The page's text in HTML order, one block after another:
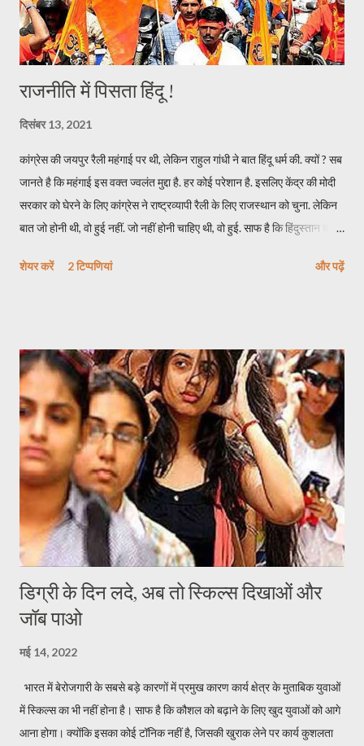
राजनीति में पिसता हिंदू !
दिसंबर 13, 2021
कांग्रेस की जयपुर रैली महंगाई पर थी, लेकिन राहुल गांधी ने बात हिंदू धर्म की. क्यों ? सब
जानते है कि महंगाई इस वक्त ज्वलंत मुद्दा है. हर कोई परेशान है. इसलिए केंद्र की मोदी
सरकार को घेरने के लिए कांग्रेस ने राष्ट्रव्यापी रैली के लिए राजस्थान को चुना. लेकिन
बात जो होनी थी, वो हुई नहीं. जो नहीं होनी चाहिए थी, वो हुई. साफ है कि हिंदुस्तान की
मुखर होकर हिंदू धर्म की बात करती है. अपने एजेंडे में हमेशा हिंदुत्व को रखती है. वहीं 12
एक नई बहस को जन्म दे दिया है. बहस है- हिंदू बनाम हिंदुत्ववादी. इस रैली का मकसद,
महंगाई से त्रस्त जनता को राहत दिलाने के लिए सरकार पर दबाव बनाना था. महंगाई
हटाने को लेकर अलख जगाने का था. लेकिन राहुल गांधी के भाषण का केंद्र बिंदु हिंदू ही
रह...
शेयर करें 2 टिप्पणियां और पढ़ें
डिग्री के दिन लदे, अब तो स्किल्स दिखाओं और
जॉब पाओ
मई 14, 2022
भारत में बेरोजगारी के सबसे बड़े कारणों में प्रमुख कारण कार्य क्षेत्र के मुताबिक युवाओं
में स्किल्स का भी नहीं होना है। साफ है कि कौशल को बढ़ाने के लिए खुद युवाओं को आगे
आना होगा। क्योंकि इसका कोई टॉनिक नहीं है, जिसकी खुराक लेने पर कार्य कुशलता